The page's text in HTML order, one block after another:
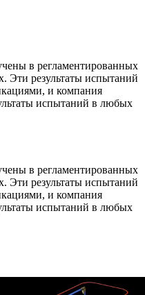
в регламентированных
Эти результаты испытаний
и компания
испытаний в любых
в регламентированных
Эти результаты испытаний
и компания
испытаний в любых